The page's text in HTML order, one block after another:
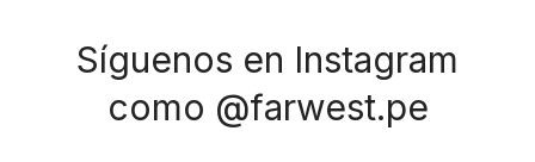
Síguenos en Instagram
como @farwest.pe